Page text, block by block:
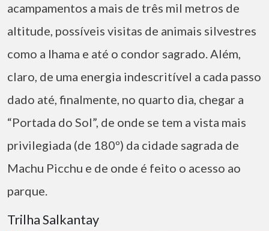
acampamentos a mais de três mil metros de
altitude, possíveis visitas de animais silvestres
como a lhama e até o condor sagrado. Além,
claro, de uma energia indescritível a cada passo
dado até, finalmente, no quarto dia, chegar a
“Portada do Sol”, de onde se tem a vista mais
privilegiada (de 180º) da cidade sagrada de
Machu Picchu e de onde é feito o acesso ao
parque.
Trilha Salkantay